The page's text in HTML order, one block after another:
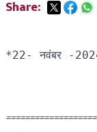
Share:
*22- नवंबर -